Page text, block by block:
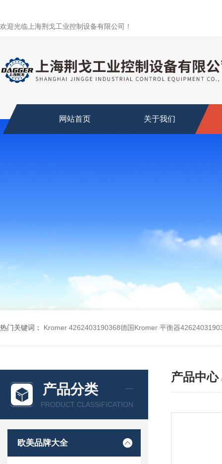
欢迎光临上海荆戈工业控制设备有限公司！
网站首页 关于我们
热门关键词： Kromer 4262403190368德国Kromer 平衡器
产品分类
PRODUCT CLASSIFICATION
欧美品牌大全
产品中心